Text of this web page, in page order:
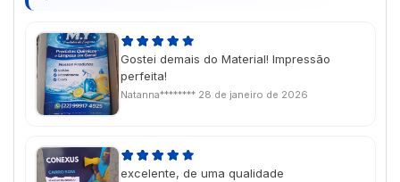
Gostei demais do Material! Impressão
perfeita!
Natanna******** 28 de janeiro de 2026
excelente, de uma qualidade